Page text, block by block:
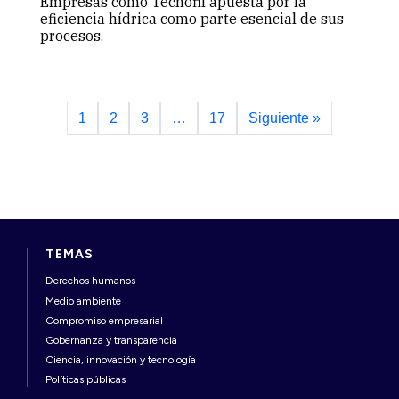
eficiencia hídrica como parte esencial de sus
procesos.
1 2 3 … 17 Siguiente »
TEMAS
Derechos humanos
Medio ambiente
Compromiso empresarial
Gobernanza y transparencia
Ciencia, innovación y tecnología
Políticas públicas